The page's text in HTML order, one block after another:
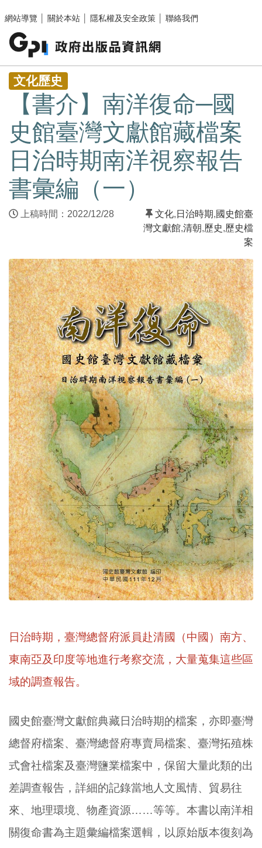
網站導覽
關於本站 隱私權及安全政策 聯絡我們
:::
文化歷史
【書介】南洋復命─國
史館臺灣文獻館藏檔案
日治時期南洋視察報告
書彙編（一）
上稿時間：2022/12/28 文化, 日治時期,國史館臺
灣文獻館,清朝,歷史,歷史檔
案
日治時期，臺灣總督府派員赴清國（中國）南方、
東南亞及印度等地進行考察交流，大量蒐集這些區
域的調查報告。
國史館臺灣文獻館典藏日治時期的檔案，亦即臺灣
總督府檔案、臺灣總督府專賣局檔案、臺灣拓殖株
式會社檔案及臺灣鹽業檔案中，保留大量此類的出
差調查報告，詳細的記錄當地人文風情、貿易往
來、地理環境、物產資源……等等。本書以南洋相
關復命書為主題彙編檔案選輯，以原始版本復刻為